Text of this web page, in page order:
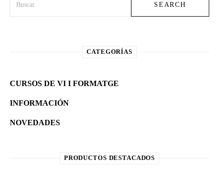
SEARCH
CATEGORÍAS
CURSOS DE VI I FORMATGE
INFORMACIÓN
NOVEDADES
PRODUCTOS DESTACADOS